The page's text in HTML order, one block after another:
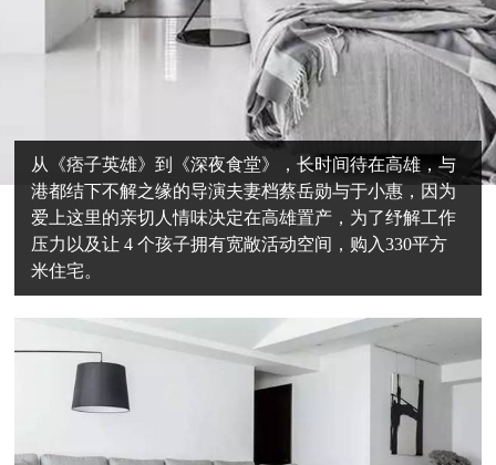
从《痞子英雄》到《深夜食堂》，长时间待在高雄，与
港都结下不解之缘的导演夫妻档蔡岳勋与于小惠，因为
爱上这里的亲切人情味决定在高雄置产，为了纾解工作
压力以及让 4 个孩子拥有宽敞活动空间，购入330平方
米住宅。